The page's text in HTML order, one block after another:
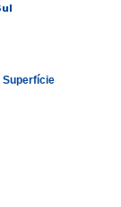
Superfície